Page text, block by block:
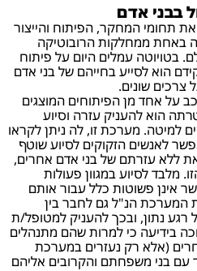
בבני אדם
את תחומי המחקר, הפיתוח והייצור
באחת ממחלקות הרובוטיקה
בטויוטה עמלים היום על פיתוח
הוא לסייע בחייהם של בני אדם
צרכים שונים.
על אחד מן הפיתוחים המוצגים
הוא להעניק עזרה וסיוע
למיטה. מערכת זו, לה ניתן לקראו
לאנשים הזקוקים לסיוע שוטף
ללא עזרתם של בני אדם אחרים,
לסיוע במגוון פעולות
אינן פשוטות כלל עבור אותם
המערכת הנ"ל גם לחבר בין
נתון, ובכך להעניק למטופל/ת
בידיעה כי למרות שהם מתנהלים
(אלא רק נעזרים במערכת
עם בני משפחתם והקרובים אליהם